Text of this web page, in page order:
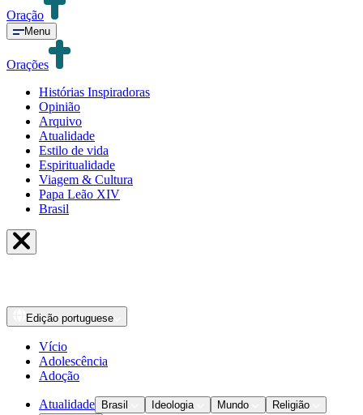
Oração
Menu
Orações
Histórias Inspiradoras
Opinião
Arquivo
Atualidade
Estilo de vida
Espiritualidade
Viagem & Cultura
Papa Leão XIV
Brasil
Edição portuguese
Vício
Adolescência
Adoção
Atualidade Brasil Ideologia Mundo
Religião